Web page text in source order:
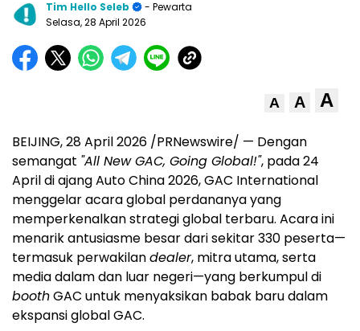
Tim Hello Seleb
- Pewarta
Selasa, 28 April 2026
A A A
BEIJING, 28 April 2026 /PRNewswire/ — Dengan
semangat "All New GAC, Going Global!", pada 24
April di ajang Auto China 2026, GAC International
menggelar acara global perdananya yang
memperkenalkan strategi global terbaru. Acara ini
menarik antusiasme besar dari sekitar 330 peserta—
termasuk perwakilandealer, mitra utama, serta
media dalam dan luar negeri—yang berkumpul di
boothGAC untuk menyaksikan babak baru dalam
ekspansi global GAC.